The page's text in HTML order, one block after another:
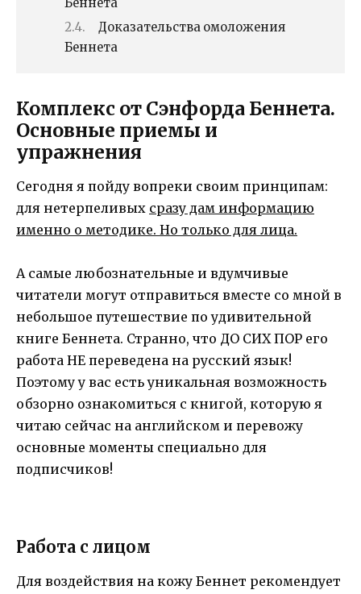
Беннета
Доказательства омоложения
Беннета
Комплекс от Сэнфорда Беннета.
Основные приемы и
упражнения
Сегодня я пойду вопреки своим принципам:
для нетерпеливых сразу дам информацию
именно о методике. Но только для лица.
А самые любознательные и вдумчивые
читатели могут отправиться вместе со мной в
небольшое путешествие по удивительной
книге Беннета. Странно, что ДО СИХ ПОР его
работа НЕ переведена на русский язык!
Поэтому у вас есть уникальная возможность
обзорно ознакомиться с книгой, которую я
читаю сейчас на английском и перевожу
основные моменты специально для
подписчиков!
Работа с лицом
Для воздействия на кожу Беннет рекомендует